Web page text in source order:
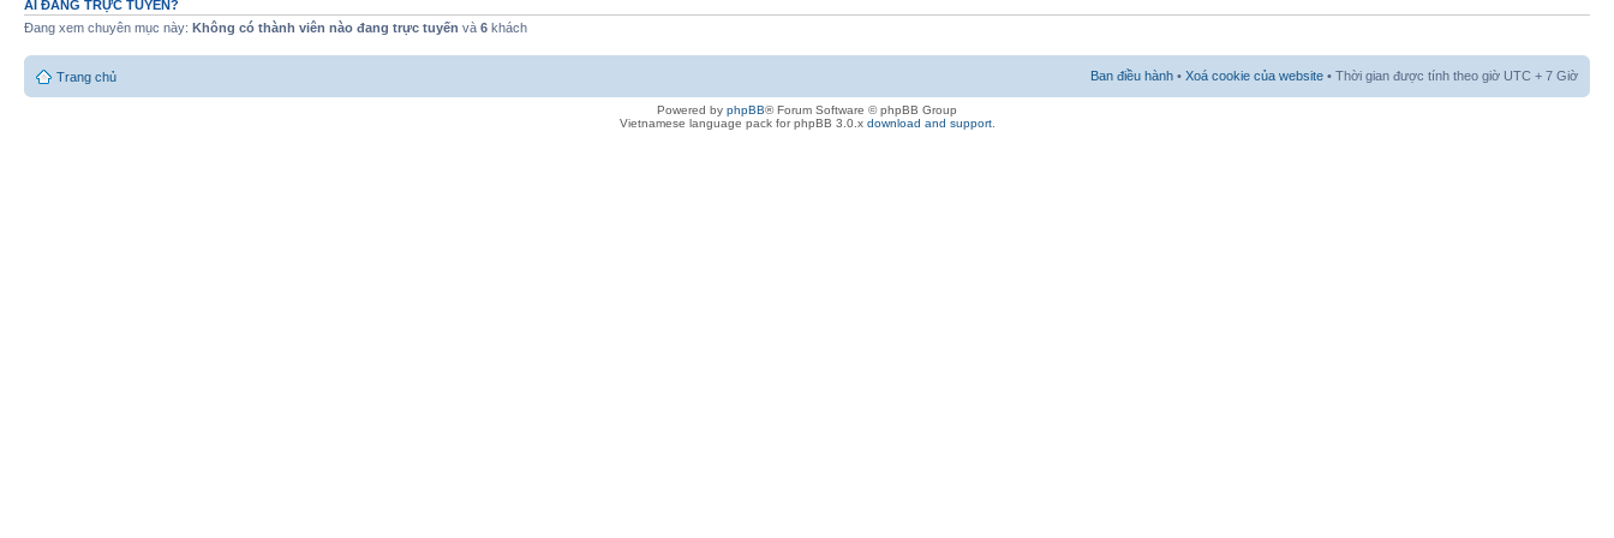
AI ĐANG TRỰC TUYẾN?
Đang xem chuyên mục này: Không có thành viên nào đang trực tuyến và 6 khách
Trang chủ Ban điều hành • Xoá cookie của website • Thời gian được tính theo giờ UTC + 7 Giờ
Powered by phpBB® Forum Software © phpBB Group
Vietnamese language pack for phpBB 3.0.x download and support.